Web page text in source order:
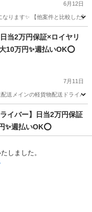
しました。
6月12日
ります✨ 【他案件と比較した
当2万円保証×ロイヤリ
10万円✨週払いOK⭕️
7月11日
送メインの軽貨物配送ドライ
イバー】日当2万円保証
✨週払いOK⭕️